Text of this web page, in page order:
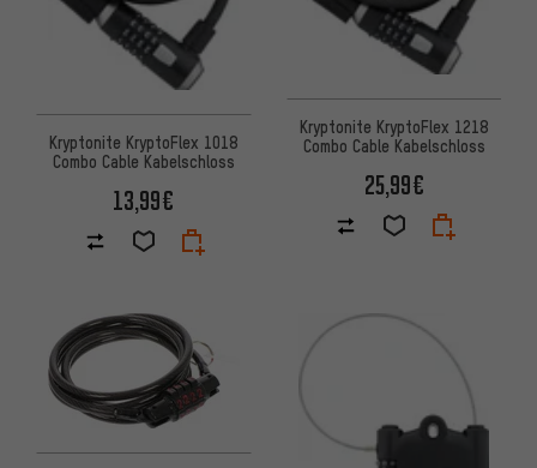
Kryptonite KryptoFlex 1018
Combo Cable Kabelschloss
13,99€
Kryptonite KryptoFlex 1218
Combo Cable Kabelschloss
25,99€